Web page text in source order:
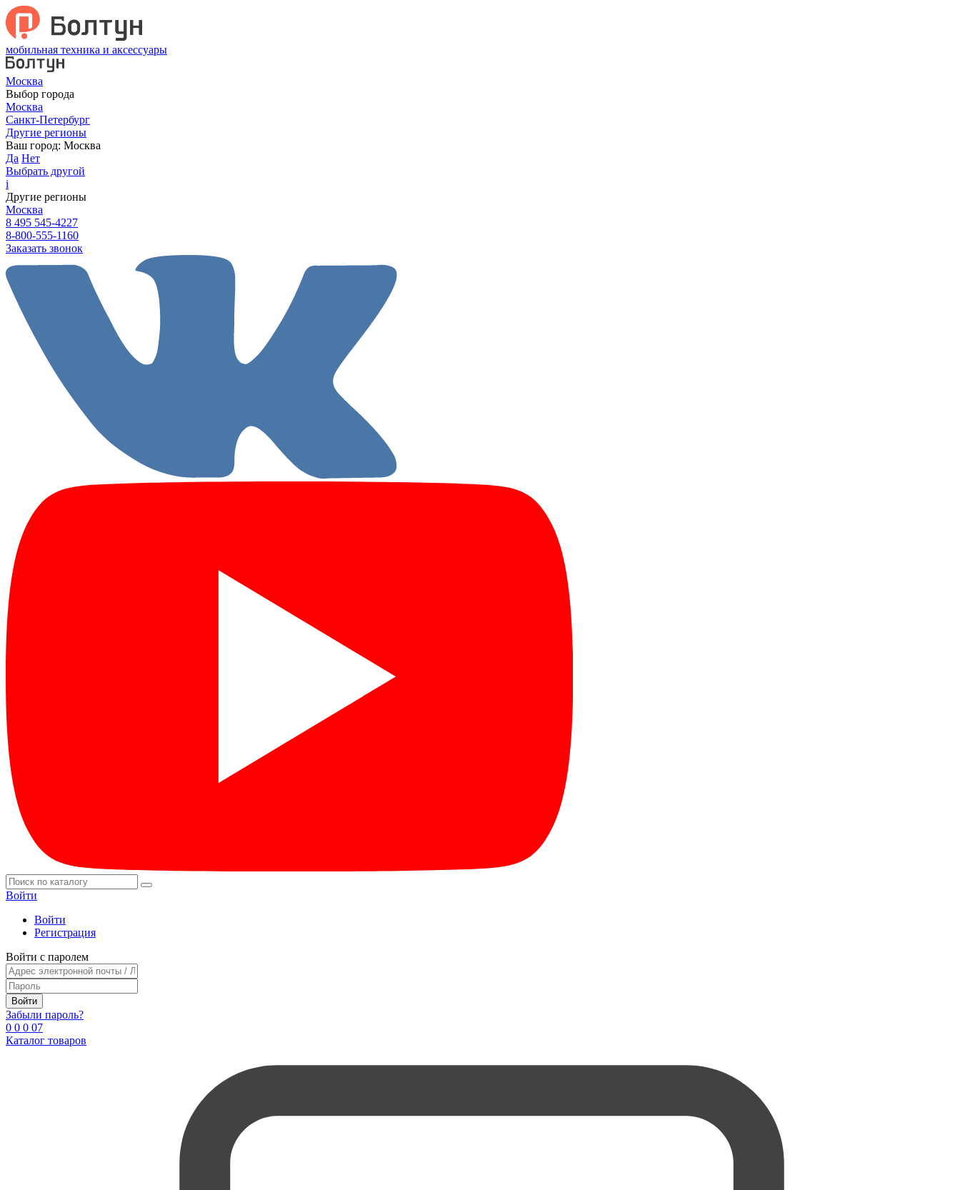
мобильная техника и аксессуары
Москва
Выбор города
Москва
Санкт-Петербург
Другие регионы
Ваш город: Москва
Да Нет
Выбрать другой
i
Другие регионы
Москва
8 495 545-4227
8-800-555-1160
Заказать звонок
Войти
Войти
Регистрация
Войти с паролем
Войти
Забыли пароль?
0 0 0 07
Каталог товаров